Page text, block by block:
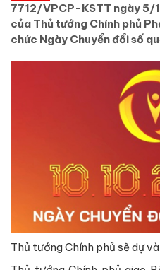
7712/VPCP-KSTT ngày
của Thủ tướng Chính phủ
chức Ngày Chuyển đổi số
Thủ tướng Chính phủ sẽ dự